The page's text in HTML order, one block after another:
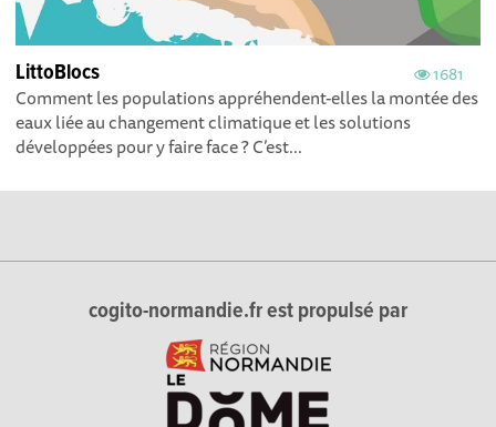
1681
LittoBlocs
Comment les populations appréhendent-elles la montée des
eaux liée au changement climatique et les solutions
développées pour y faire face ? C’est...
cogito-normandie.fr est propulsé par